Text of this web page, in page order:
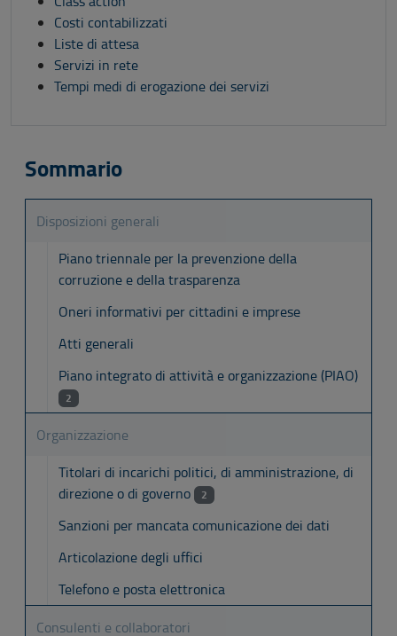
Costi contabilizzati
Liste di attesa
Servizi in rete
Tempi medi di erogazione dei servizi
Sommario
Disposizioni generali
Piano triennale per la prevenzione della
corruzione e della trasparenza
Oneri informativi per cittadini e imprese
Atti generali
Piano integrato di attività e organizzazione (PIAO)
2
Organizzazione
Titolari di incarichi politici, di amministrazione, di
direzione o di governo
2
Sanzioni per mancata comunicazione dei dati
Articolazione degli uffici
Telefono e posta elettronica
Consulenti e collaboratori